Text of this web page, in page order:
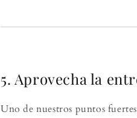
5. Aprovecha la
Uno de nuestros puntos